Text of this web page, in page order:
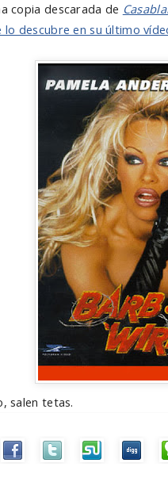
copia descarada de
lo descubre en su último
salen tetas.